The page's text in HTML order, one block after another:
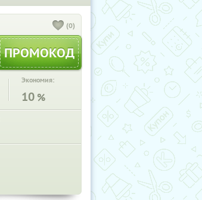
(0)
Экономия:
10 %